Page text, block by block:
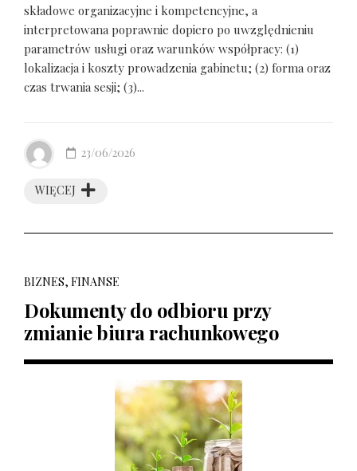
składowe organizacyjne i kompetencyjne, a
interpretowana poprawnie dopiero po uwzględnieniu
parametrów usługi oraz warunków współpracy: (1)
lokalizacja i koszty prowadzenia gabinetu; (2) forma oraz
czas trwania sesji; (3)...
WIĘCEJ
23/06/2026
BIZNES, FINANSE
Dokumenty do odbioru przy
zmianie biura rachunkowego